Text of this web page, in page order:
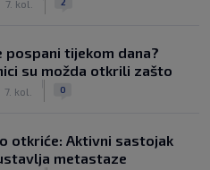
7. kol.
pospani tijekom dana?
su možda otkrili zašto
7. kol. 0
otkriće: Aktivni sastojak
metastaze